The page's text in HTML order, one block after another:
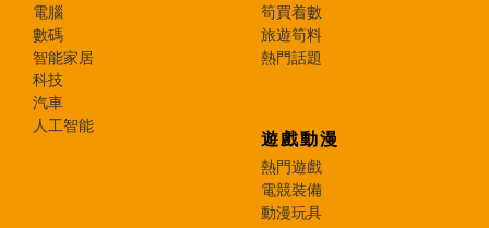
電腦
數碼
智能家居
科技
汽車
人工智能
筍買着數
旅遊筍料
熱門話題
遊戲動漫
熱門遊戲
電競裝備
動漫玩具